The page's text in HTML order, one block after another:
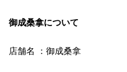
御成桑拿について
店舗名 ：御成桑拿